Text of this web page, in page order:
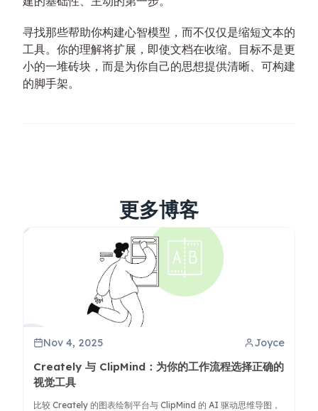
寻找那些帮助你构建心智模型，而不仅仅是缩短文本的
工具。你的理解将扩展，即使文档在收缩。目标不是更
小的一堆砖块，而是为你自己的思想提供清晰、可构建
的脚手架。
更多博客
Nov 4, 2025 Joyce
Creately 与 ClipMind：为你的工作流程选择正确的
视觉工具
比较 Creately 的图表绘制平台与 ClipMind 的 AI 驱动思维导图，